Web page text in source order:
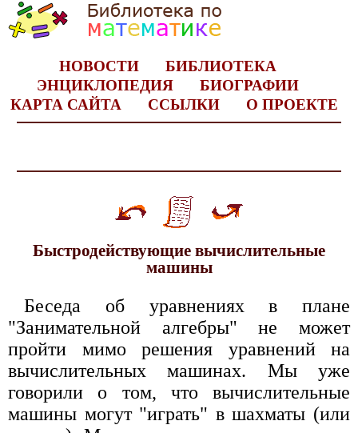
НОВОСТИ
БИБЛИОТЕКА
ЭНЦИКЛОПЕДИЯ
БИОГРАФИИ
КАРТА САЙТА
ССЫЛКИ О ПРОЕКТЕ
Быстродействующие вычислительные
машины
Беседа об уравнениях в плане
"Занимательной алгебры" не может
пройти мимо решения уравнений на
вычислительных машинах. Мы уже
говорили о том, что вычислительные
машины могут "играть" в шахматы (или